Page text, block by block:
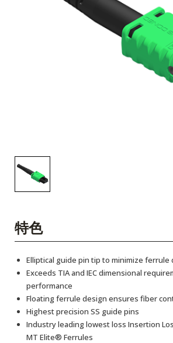
特色
Elliptical guide pin tip to minimize ferrule
Exceeds TIA and IEC dimensional
performance
Floating ferrule design ensures fiber
Highest precision SS guide pins
Industry leading lowest loss Insertion
MT Elite® Ferrules